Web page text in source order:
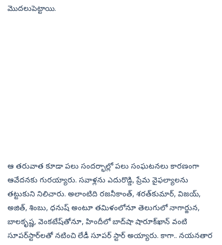
మొదలుపెట్టాయి.
ఆ తరువాత కూడా పలు సందర్భాల్లో పలు సంఘటనలు కారణంగా
ఆవేదనకు గురయ్యారు. సవాళ్లను ఎదురొడ్డి, ప్రేమ వైఫల్యాలను
తట్టుకుని నిలిచారు. అలాంటిది రజనీకాంత్‌, శరత్‌కుమార్‌, విజయ్‌,
అజిత్‌, శింబు, ధనుష్‌ అంటూ తమిళంలోనూ తెలుగులో నాగార్జున,
బాలకృష్ణ, వెంకటేష్‌తోనూ, హిందీలో బాద్‌షా షారూక్‌ఖాన్‌ వంటి
సూపర్‌స్టార్‌లతో నటించి లేడీ సూపర్‌ స్టార్‌ అయ్యారు. కాగా.. నయనతార